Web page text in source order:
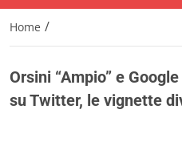
Home /
Orsini “Ampio” e
su Twitter, le vignette